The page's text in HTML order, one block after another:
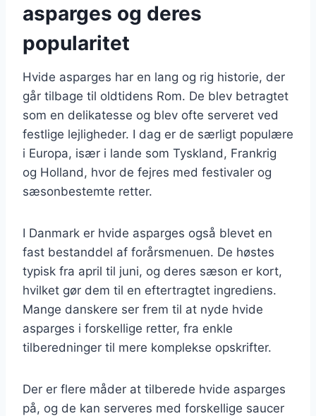
asparges og deres
popularitet
Hvide asparges har en lang og rig historie, der
går tilbage til oldtidens Rom. De blev betragtet
som en delikatesse og blev ofte serveret ved
festlige lejligheder. I dag er de særligt populære
i Europa, især i lande som Tyskland, Frankrig
og Holland, hvor de fejres med festivaler og
sæsonbestemte retter.
I Danmark er hvide asparges også blevet en
fast bestanddel af forårsmenuen. De høstes
typisk fra april til juni, og deres sæson er kort,
hvilket gør dem til en eftertragtet ingrediens.
Mange danskere ser frem til at nyde hvide
asparges i forskellige retter, fra enkle
tilberedninger til mere komplekse opskrifter.
Der er flere måder at tilberede hvide asparges
på, og de kan serveres med forskellige saucer